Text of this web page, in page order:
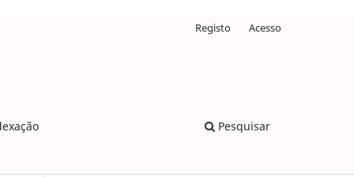
Pesquisar
Registo Acesso